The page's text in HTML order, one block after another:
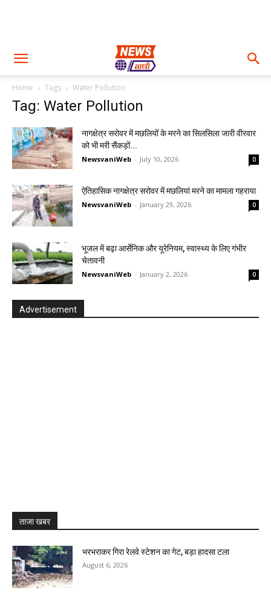
Home Tags Water Pollution
Tag: Water Pollution
नागक्षेत्र सरोवर में मछलियों के मरने का सिलसिला जारी वीरवार
को भी मरी सैंकड़ों...
NewsvaniWeb - July 10, 2026 0
ऐतिहासिक नागक्षेत्र सरोवर में मछलियां मरने का मामला गहराया
NewsvaniWeb - January 29, 2026 0
भूजल में बढ़ा आर्सेनिक और यूरेनियम, स्वास्थ्य के लिए गंभीर
चेतावनी
NewsvaniWeb - January 2, 2026 0
Advertisement
ताजा खबर
भरभराकर गिरा रेलवे स्टेशन का गेट, बड़ा हादसा टला
August 6, 2026